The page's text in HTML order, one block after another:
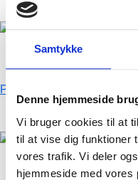
Samtykke
Denne hjemmeside
Vi bruger cookies til at
til at vise dig funktioner
vores trafik. Vi deler
hjemmeside med vores
er er
Parasol